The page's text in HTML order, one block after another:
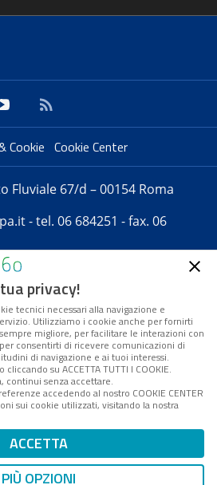
Cookie Cookie Center
Fluviale 67/d – 00154 Roma
- tel. 06 684251 - fax. 06
telematica iscritta
stampa del Tribunale di Roma -
2008 - Direttore resp. Michela
Stentella
soggetta a Direzione e
di Digital360 S.p.A. - FPA s.r.l.
per il sistema di management
n. 10693191008 - R.E.A. Roma
ISP AWS
Mappa del sito
privacy!
tecnici necessari alla navigazione e
Utilizziamo i cookie anche per fornirti
migliore, per facilitare le interazioni con
consentirti di ricevere comunicazioni di
di navigazione e ai tuoi interessi.
su ACCETTA TUTTI I COOKIE.
continui senza accettare.
accedendo al nostro COOKIE CENTER
sui cookie utilizzati, visitando la nostra
ACCETTA
PIÙ OPZIONI